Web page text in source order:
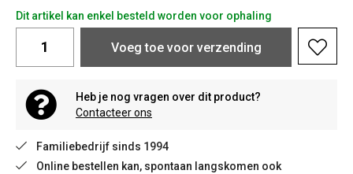
Dit artikel kan enkel besteld worden voor ophaling
Voeg toe voor verzending
Heb je nog vragen over dit product?
Contacteer ons
Familiebedrijf sinds 1994
Online bestellen kan, spontaan langskomen ook